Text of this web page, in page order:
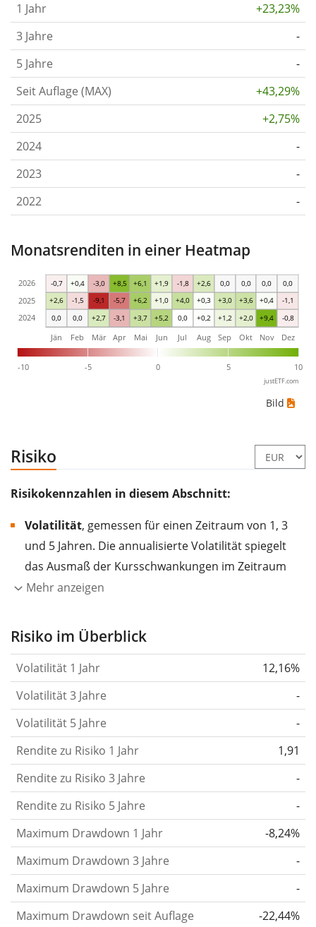
1 Jahr
+23,23%
3 Jahre
-
5 Jahre
-
Seit Auflage (MAX)
+43,29%
2025
+2,75%
2024
-
2023
-
2022
-
Monatsrenditen in einer Heatmap
0,0 0,0 +2,7 -3,1 +3,7 +5,2 0,0 +0,2 +1,2 +2,0 +9,4 -0,8
+2,6 -1,5 -9,1 -5,7 +6,2 +1,0 +4,0 +0,3 +3,0 +3,6 +0,4 -1,1
-0,7 +0,4 -3,0 +8,5 +6,1 +1,9 -1,8 +2,6 0,0 0,0 0,0 0,0
-10 -5 0 5 10
Jän Feb Mär Apr Mai Jun Jul Aug Sep Okt Nov Dez
2024
2025
2026
justETF.com
Bild
Risiko
Risikokennzahlen in diesem Abschnitt:
Volatilität, gemessen für einen Zeitraum von 1, 3
und 5 Jahren. Die annualisierte Volatilität spiegelt
das Ausmaß der Kursschwankungen im Zeitraum
eines Jahres wider.
Aktie, des ETF, usw.) in der Vergangenheit
gelten im Allgemeinen als risikoreicher. Wir
berechnen die Volatilität auf Basis der Daten der
letzten 1, 3 und 5 Jahre, damit du sehen kannst, ob
die Kursschwankungen im Laufe der Zeit stärker
oder schwächer wurden. Weitere Informationen
findest du in unserem Artikel:
Risikomaß.
Rendite pro Risikofür Zeiträume von 1, 3 und 5
Jahren. Diese Kennzahl ist definiert als die
annualisierte (d. h. auf einen Einjahreszeitraum
umgerechnete) historische Rendite geteilt durch die
historische annualisierte Volatilität.Rendite pro
Risiko setzt die historische Rendite eines
Mehr anzeigen
Risiko im Überblick
Volatilität 1 Jahr
12,16%
Volatilität 3 Jahre
-
Volatilität 5 Jahre
-
Rendite zu Risiko 1 Jahr
1,91
Rendite zu Risiko 3 Jahre
-
Rendite zu Risiko 5 Jahre
-
Maximum Drawdown 1 Jahr
-8,24%
Maximum Drawdown 3 Jahre
-
Maximum Drawdown 5 Jahre
-
Maximum Drawdown seit Auflage
-22,44%